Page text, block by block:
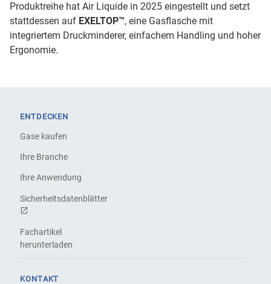
Produktreihe hat Air Liquide in 2025 eingestellt und setzt
stattdessen auf EXELTOP™, eine Gasflasche mit
integriertem Druckminderer, einfachem Handling und hoher
Ergonomie.
ENTDECKEN
Gase kaufen
Ihre Branche
Ihre Anwendung
Sicherheitsdatenblätter
Fachartikel
herunterladen
KONTAKT